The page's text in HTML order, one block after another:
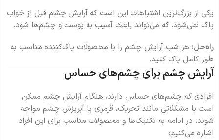
یکی از بزرگ‌ترین اشتباهات این است که آرایش چشم قبل از خواب
پاک نمی‌شود، که می‌تواند باعث آسیب به پوست و چشم‌ها شود.
راه‌حل: هر شب آرایش چشم را با محصولات پاک‌کننده مناسب به
طور کامل پاک کنید.
آرایش چشم برای چشم‌های حساس
افرادی که چشم‌های حساس دارند، هنگام آرایش چشم ممکن
است با مشکلاتی مانند تحریک، قرمزی یا آبریزش چشم مواجه
شوند. در ادامه به تکنیک‌ها و محصولات مناسب برای این افراد
اشاره می‌کنیم: